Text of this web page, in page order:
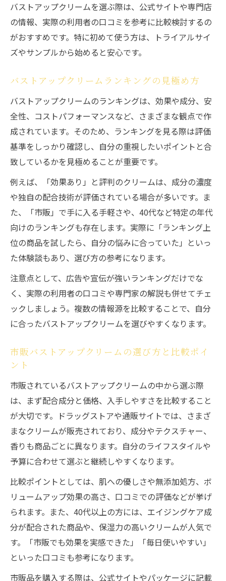
バストアップクリームを選ぶ際は、公式サイトや専門店
の情報、実際の利用者の口コミを参考に比較検討するの
がおすすめです。特に初めて使う方は、トライアルサイ
ズやサンプルから始めると安心です。
バストアップクリームランキングの見極め方
バストアップクリームのランキングは、効果や成分、安
全性、コストパフォーマンスなど、さまざまな観点で作
成されています。そのため、ランキングを見る際は評価
基準をしっかり確認し、自分の重視したいポイントと合
致しているかを見極めることが重要です。
例えば、「効果あり」と評判のクリームは、成分の濃度
や独自の配合技術が評価されている場合が多いです。ま
た、「市販」で手に入る手軽さや、40代など特定の年代
向けのランキングも存在します。実際に「ランキング上
位の商品を試したら、自分の悩みに合っていた」といっ
た体験談もあり、選び方の参考になります。
注意点として、広告や宣伝が強いランキングだけでな
く、実際の利用者の口コミや専門家の解説も併せてチェ
ックしましょう。複数の情報源を比較することで、自分
に合ったバストアップクリームを選びやすくなります。
市販バストアップクリームの選び方と比較ポイ
ント
市販されているバストアップクリームの中から選ぶ際
は、まず配合成分と価格、入手しやすさを比較すること
が大切です。ドラッグストアや通販サイトでは、さまざ
まなクリームが販売されており、成分やテクスチャー、
香りも商品ごとに異なります。自分のライフスタイルや
予算に合わせて選ぶと継続しやすくなります。
比較ポイントとしては、肌への優しさや無添加処方、ボ
リュームアップ効果の高さ、口コミでの評価などが挙げ
られます。また、40代以上の方には、エイジングケア成
分が配合された商品や、保湿力の高いクリームが人気で
す。「市販でも効果を実感できた」「毎日使いやすい」
といった口コミも参考になります。
市販品を購入する際は、公式サイトやパッケージに記載